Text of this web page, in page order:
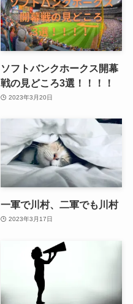
ソフトバンクホークス開幕
戦の見どころ3選！！！！
2023年3月20日
一軍で川村、二軍でも川村
2023年3月17日